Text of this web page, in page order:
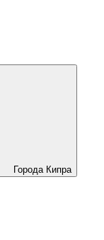
Города Кипра